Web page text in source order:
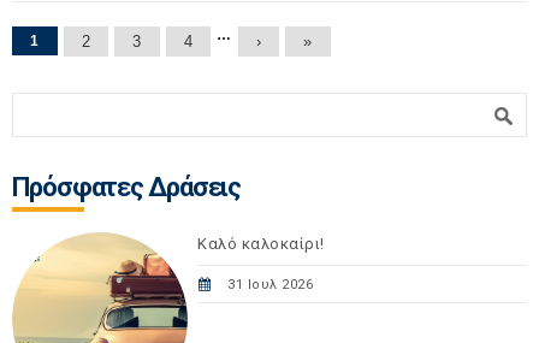
Σελίδες
1 2 3 4 … › »
Πρόσφατες Δράσεις
Καλό καλοκαίρι!
31 Ιουλ 2026